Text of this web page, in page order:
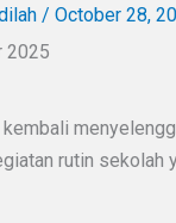
/ October 28,
2025
rutin sekolah